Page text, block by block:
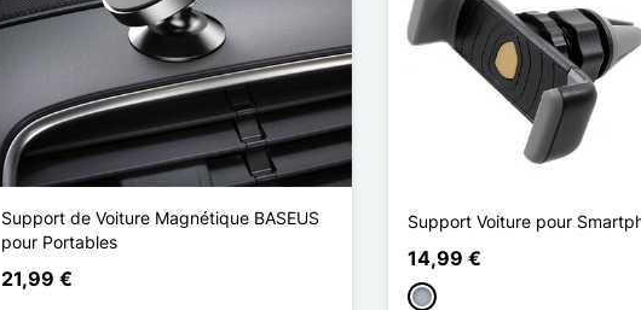
Support de Voiture Magnétique BASEUS
pour Portables
21,99 €
Support Voiture pour
14,99 €
Gris